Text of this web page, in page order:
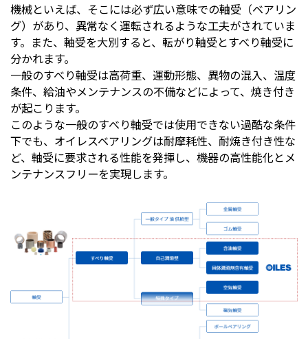
曽田文庫
サイトマップ
ご利用にあたって
機械といえば、そこには必ず広い意味での軸受（ベアリン
グ）があり、異常なく運転されるような工夫がされていま
す。また、軸受を大別すると、転がり軸受とすべり軸受に
分かれます。
一般のすべり軸受は高荷重、運動形態、異物の混入、温度
条件、給油やメンテナンスの不備などによって、焼き付き
が起こります。
このような一般のすべり軸受では使用できない過酷な条件
下でも、オイレスベアリングは耐摩耗性、耐焼き付き性な
ど、軸受に要求される性能を発揮し、機器の高性能化とメ
ンテナンスフリーを実現します。